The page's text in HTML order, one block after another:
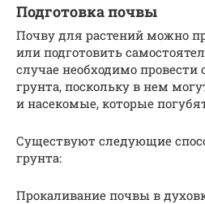
Подготовка почвы
Почву для растений можно
или подготовить
случае необходимо провести
грунта, поскольку в нем
и насекомые, которые
Существуют следующие
грунта:
Прокаливание почвы в